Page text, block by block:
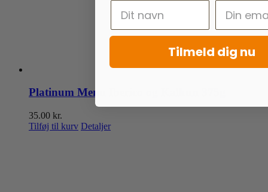
Platinum Menu Iberico og Kalkun 375g
35.00 kr.
Tilføj til kurv Detaljer
Tilmeld dig nu